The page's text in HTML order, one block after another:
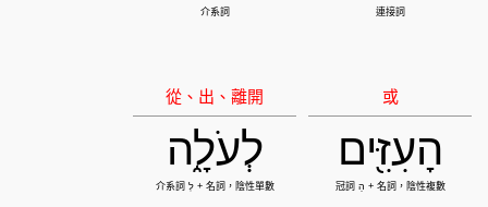
הָעִזִּ֖ים לְעֹלָ֑ה